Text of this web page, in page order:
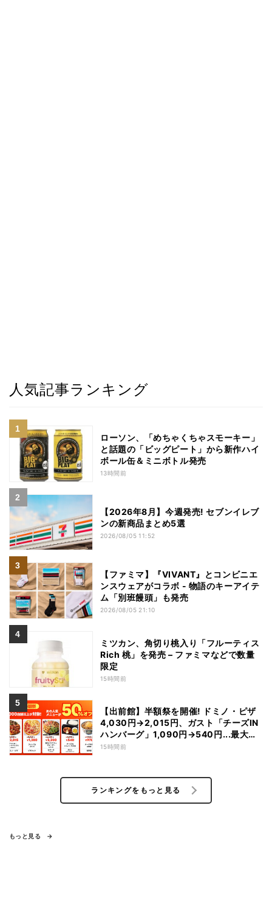
人気記事ランキング
ローソン、「めちゃくちゃスモーキー」
と話題の「ビッグピート」から新作ハイ
ボール缶＆ミニボトル発売
13時間前
【2026年8月】今週発売! セブンイレブ
ンの新商品まとめ5選
2026/08/05 11:52
【ファミマ】『VIVANT』とコンビニエ
ンスウェアがコラボ - 物語のキーアイテ
ム「別班饅頭」も発売
2026/08/05 21:10
ミツカン、角切り桃入り「フルーティス
Rich 桃」を発売 – ファミマなどで数量
限定
15時間前
【出前館】半額祭を開催! ドミノ・ピザ
4,030円→2,015円、ガスト「チーズIN
ハンバーグ」1,090円→540円...最大
1,500円OFFの「リピ得クーポン」も配
15時間前
ランキングをもっと見る
もっと見る